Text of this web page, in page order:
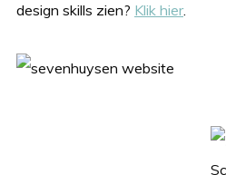
design skills zien? Klik hier.